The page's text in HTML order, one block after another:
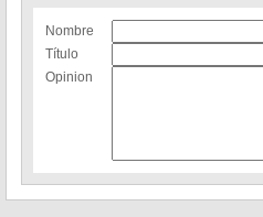
Nombre
Título
Opinion